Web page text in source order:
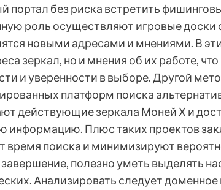
портал без риска встретить
роль осуществляют игровые доски
новыми адресами и мнениями. В
зеркал, но и мнения об их работе,
и уверенности в выборе. Другой
платформ поиска
действующие зеркала Моней Х и
информацию. Плюс таких проектов
время поиска и минимизируют
полезно уметь выделять
Анализировать следует доменное